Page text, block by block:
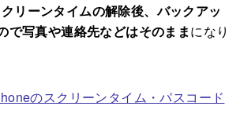
リーンタイムの解除後、バックアッ
で写真や連絡先などはそのままになり
のスクリーンタイム・パスコード